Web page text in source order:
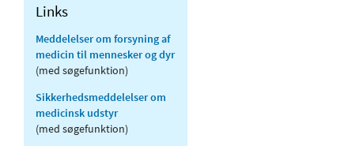
Links
Meddelelser om forsyning af
medicin til mennesker og dyr
(med søgefunktion)
Sikkerhedsmeddelelser om
medicinsk udstyr
(med søgefunktion)